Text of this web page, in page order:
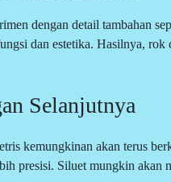
dengan detail tambahan
dan estetika. Hasilnya,
Selanjutnya
kemungkinan akan terus
presisi. Siluet mungkin akan